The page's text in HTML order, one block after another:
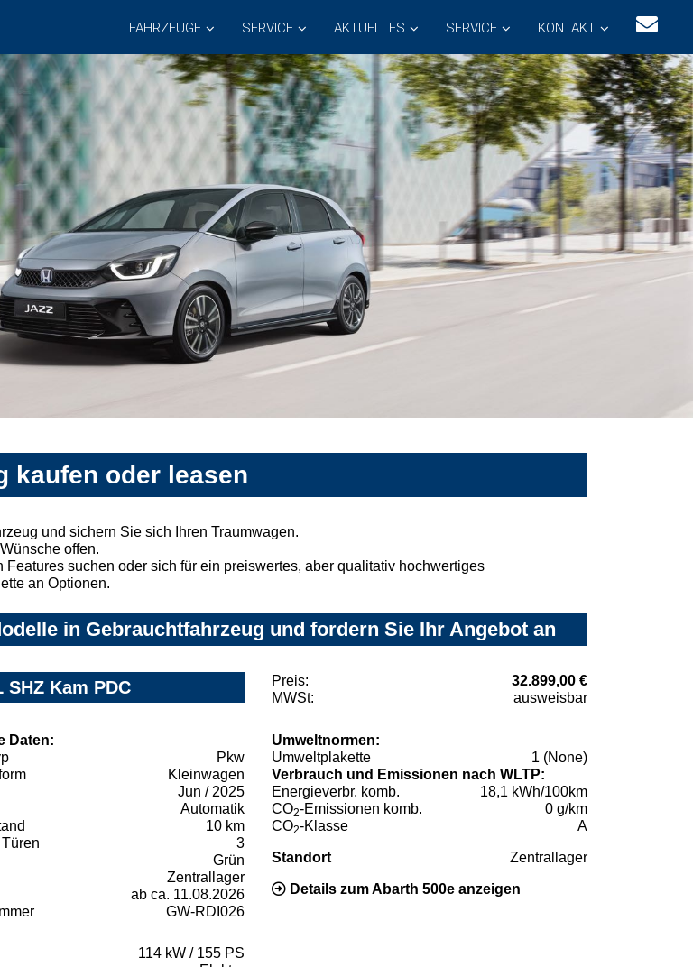
FAHRZEUGE SERVICE AKTUELLES SERVICE KONTAKT
kaufen oder leasen
und sichern Sie sich Ihren Traumwagen.
offen.
suchen oder sich für ein preiswertes, aber qualitativ hochwertiges
an Optionen.
in Gebrauchtfahrzeug und fordern Sie Ihr Angebot an
Kam PDC Preis:
32.899,00 €
MWSt:
ausweisbar
Daten:
Pkw
Kleinwagen
Jun / 2025
Automatik
10 km
3
Grün
Zentrallager
ab ca. 11.08.2026
GW-RDI026
114 kW / 155 PS
Umweltnormen:
Umweltplakette
1 (None)
Verbrauch und Emissionen nach WLTP:
Energieverbr. komb.
18,1 kWh/100km
CO2-Emissionen komb.
0 g/km
CO2-Klasse A
Standort Zentrallager
Details zum Abarth 500e anzeigen